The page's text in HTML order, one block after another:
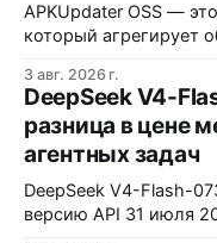
APKUpdater OSS —
который агрегирует
установку через
требует ручной
от качества
3 авг. 2026 г.
DeepSeek V4-
разница в цене
агентных задач
DeepSeek V4-Flash-
версию API 31 июля